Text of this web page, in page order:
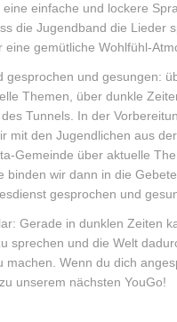
einfache und lockere
die Jugendband die Lieder
eine gemütliche Wohlfühl-
gesprochen und gesungen:
Themen, über dunkle
Tunnels. In der
mit den Jugendlichen aus
Gemeinde über aktuelle
binden wir dann in die
gesprochen und
Gerade in dunklen Zeiten
sprechen und die Welt
machen. Wenn du dich
unserem nächsten YouGo!